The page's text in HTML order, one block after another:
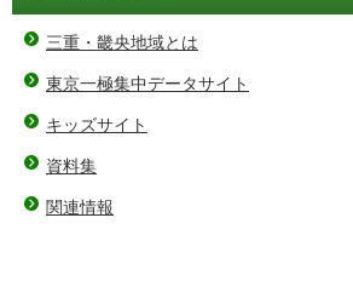
三重・畿央地域とは
東京一極集中データサイト
キッズサイト
資料集
関連情報